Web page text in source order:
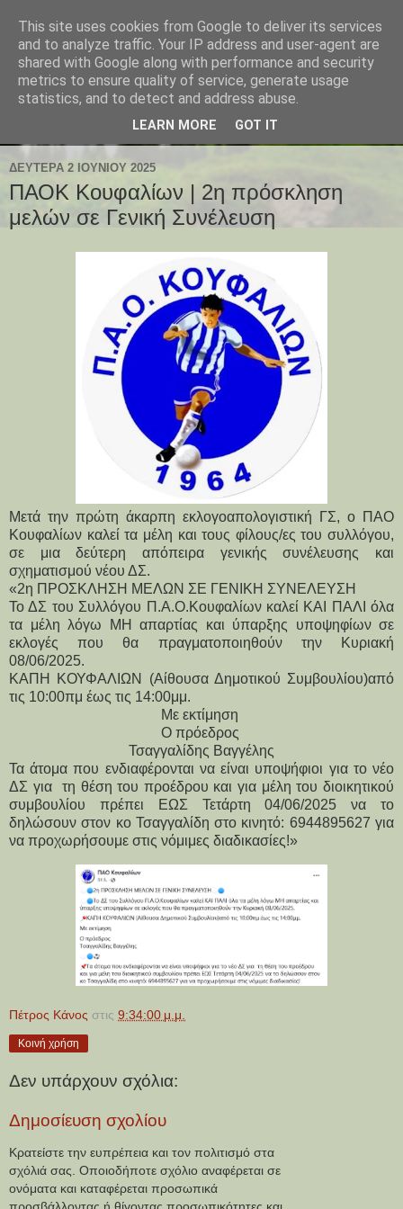
ΔΕΥΤΈΡΑ 2 ΙΟΥΝΊΟΥ 2025
ΠΑΟΚ Κουφαλίων | 2η πρόσκληση
μελών σε Γενική Συνέλευση
Μετά την πρώτη άκαρπη εκλογοαπολογιστική ΓΣ, ο ΠΑΟ
Κουφαλίων καλεί τα μέλη και τους φίλους/ες του συλλόγου,
σε μια δεύτερη απόπειρα γενικής συνέλευσης και
σχηματισμού νέου ΔΣ.
«2η ΠΡΟΣΚΛΗΣΗ ΜΕΛΩΝ ΣΕ ΓΕΝΙΚΗ ΣΥΝΕΛΕΥΣΗ
Το ΔΣ του Συλλόγου Π.Α.Ο.Κουφαλίων καλεί ΚΑΙ ΠΑΛΙ όλα
τα μέλη λόγω ΜΗ απαρτίας και ύπαρξης υποψηφίων σε
εκλογές που θα πραγματοποιηθούν την Κυριακή
08/06/2025.
ΚΑΠΗ ΚΟΥΦΑΛΙΩΝ (Αίθουσα Δημοτικού Συμβουλίου)από
τις 10:00πμ έως τις 14:00μμ.
Με εκτίμηση
Ο πρόεδρος
Τσαγγαλίδης Βαγγέλης
Τα άτομα που ενδιαφέρονται να είναι υποψήφιοι για το νέο
ΔΣ για  τη θέση του προέδρου και για μέλη του διοικητικού
συμβουλίου πρέπει ΕΩΣ Τετάρτη 04/06/2025 να το
δηλώσουν στον κο Τσαγγαλίδη στο κινητό: 6944895627 για
να προχωρήσουμε στις νόμιμες διαδικασίες!»
Πέτρος Κάνος στις 9:34:00 μ.μ.
Κοινή χρήση
Δεν υπάρχουν σχόλια:
Δημοσίευση σχολίου
Κρατείστε την ευπρέπεια και τον πολιτισμό στα
σχόλιά σας. Οποιοδήποτε σχόλιο αναφέρεται σε
ονόματα και καταφέρεται προσωπικά
This site uses cookies from Google to deliver its services
and to analyze traffic. Your IP address and user-agent are
shared with Google along with performance and security
metrics to ensure quality of service, generate usage
statistics, and to detect and address abuse.
LEARN MORE GOT IT